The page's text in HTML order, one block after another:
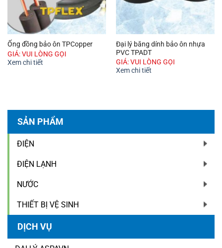
SẢN PHẨM
ĐIỆN
ĐIỆN LẠNH
NƯỚC
THIẾT BỊ VỆ SINH
DỊCH VỤ
Ống đồng bảo ôn TPCopper
GIÁ: VUI LÒNG GỌI
Xem chi tiết
Đại lý băng dính bảo ôn nhựa
PVC TPADT
GIÁ: VUI LÒNG GỌI
Xem chi tiết